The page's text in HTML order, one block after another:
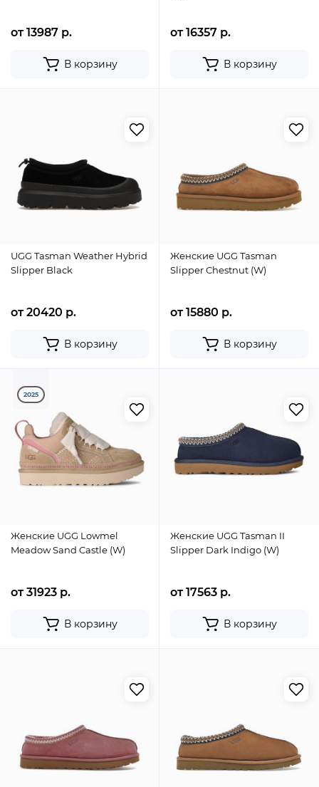
от 13987 р.
В корзину
от 16357 р.
В корзину
UGG Tasman Weather Hybrid
Slipper Black
от 20420 р.
В корзину
Женские UGG Tasman
Slipper Chestnut (W)
от 15880 р.
В корзину
2025
Женские UGG Lowmel
Meadow Sand Castle (W)
от 31923 р.
В корзину
Женские UGG Tasman II
Slipper Dark Indigo (W)
от 17563 р.
В корзину